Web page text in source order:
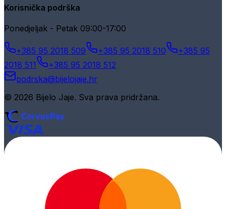
Korisnička podrška
Ponedjeljak - Petak 09:00-17:00
+385 95 2018 509 +385 95 2018 510
+385 95
2018 511
+385 95 2018 512
podrska@bijelojaje.hr
© 2026 Bijelo Jaje. Sva prava pridržana.